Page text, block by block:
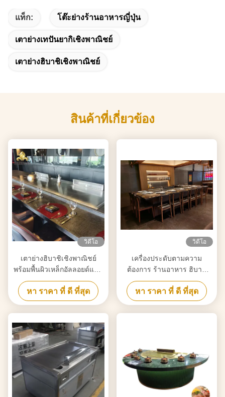
แท็ก: โต๊ะย่างร้านอาหารญี่ปุ่น
เตาย่างเทปันยากิเชิงพาณิชย์
เตาย่างฮิบาชิเชิงพาณิชย์
สินค้าที่เกี่ยวข้อง
วิดีโอ
เตาย่างฮิบาชิเชิงพาณิชย์
พร้อมพื้นผิวเหล็กอัลลอยด์แบบ
แบนที่กำหนดเอง
หา ราคา ที่ ดี ที่สุด
วิดีโอ
เครื่องประดับตามความ
ต้องการ ร้านอาหาร ฮิบาชิ
กริล ระยะอุณหภูมิ 50-300C
หา ราคา ที่ ดี ที่สุด